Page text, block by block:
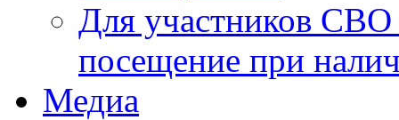
Для участников СВО
посещение при
Медиа